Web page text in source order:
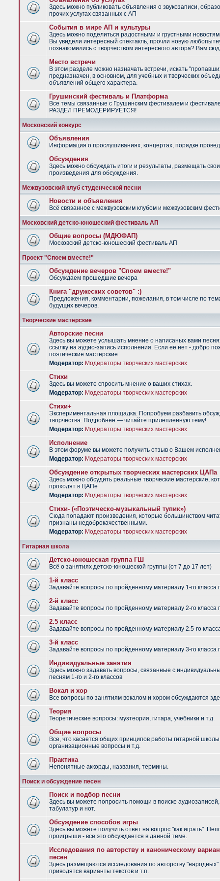
Здесь можно публиковать объявления о звукозаписи,
прочих услугах связанных с АП
События в мире АП и культуры
Здесь можно поделиться радостными и грустными
Вы увидели интересный спектакль, прочли новую
познакомились с творчеством интересного автора? Вам
Место встречи
В этом разделе можно назначать встречи, искать
предназначен, в основном, для учебных и творческих
объявлений общего характера.
Грушинский фестиваль и Платформа
Все темы связанные с Грушинским фестивалем и
РАЗДЕЛ ПРЕМОДЕРИРУЕТСЯ!
Московский конкурс
Объявления
Информация о прослушиваниях, концертах, порядке
Обсуждения
Здесь можно обсуждать итоги и результаты, размещать
произведения для обсуждения.
Межвузовский клуб студенческой песни
Новости и объявления
Всё связанное с межвузовским клубом и межвузовским
Московский детско-юношеский фестиваль АП
Общие вопросы (МДЮФАП)
Московский детско-юношеский фестиваль АП
Проект "Споем вместе!"
Обсуждение вечеров "Споем вместе!"
Обсуждаем прошедшие вечера
Книга "дружеских советов" :)
Предложения, комментарии, пожелания, в том числе по
будущих вечеров.
Творческие мастерские
Авторские песни
Здесь вы можете услышать мнение о написаных вами
ссылку на аудио-запись исполнения. Если ее нет - добро
поэтические мастерские.
Модератор: Модераторы творческих мастерских
Стихи
Здесь вы можете спросить мнение о ваших стихах.
Модератор: Модераторы творческих мастерских
Стихи+
Экспериментальная площадка. Попробуем разбавить
творчества. Подробнее — читайте прилепленную тему!
Модератор: Модераторы творческих мастерских
Исполнение
В этом форуме вы можете получить отзыв о Вашем
Модератор: Модераторы творческих мастерских
Обсуждение открытых творческих мастерских ЦАПа
Здесь можно обсудить реальные творческие мастерские,
проходят в ЦАПе
Модератор: Модераторы творческих мастерских
Стихи- («Поэтическо-музыкальный тупик»)
Сюда попадают произведения, которые большинством
признаны недоброкачественными.
Модератор: Модераторы творческих мастерских
Гитарная школа
Детско-юношеская группа ГШ
Всё о занятиях детско-юношеской группы (от 7 до 17 лет)
1-й класс
Задавайте вопросы по пройденному материалу 1-го класса
2-й класс
Задавайте вопросы по пройденному материалу 2-го класса
2.5 класс
Задавайте вопросы по пройденному материалу 2.5-го
3-й класс
Задавайте вопросы по пройденному материалу 3-го класса
Индивидуальные занятия
Здесь можно задавать вопросы, связанные с
песням 1-го и 2-го классов
Вокал и хор
Все вопросы по занятиям вокалом и хором обсуждаются
Теория
Теоретические вопросы: музтеория, гитара, учебники и т.д.
Общие вопросы
Все, что касается общих принципов работы гитарной
организационные вопросы и т.д.
Практика
Непонятные аккорды, названия, термины.
Поиск и обсуждение песен
Поиск и подбор песни
Здесь вы можете попросить помощи в поиске аудиозаписей,
табулатур и нот.
Обсуждение способов игры
Здесь вы можете получить ответ на вопрос "как играть".
проигрыши - все это обсуждается в данной теме.
Исследования по авторству и каноническому
песен
Здесь размещаются исследования по авторству "народных"
приводятся варианты текстов и т.п.